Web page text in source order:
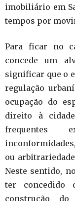
imobiliário em
tempos por
Para ficar no
concede um
significar que o
regulação
ocupação do
direito à
frequentes
ou
Neste sentido,
ter concedido
construção